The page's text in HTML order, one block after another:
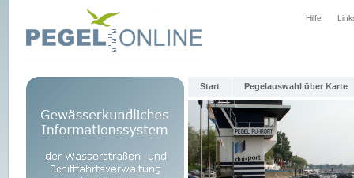
Hilfe
Start Pegelauswahl über Karte